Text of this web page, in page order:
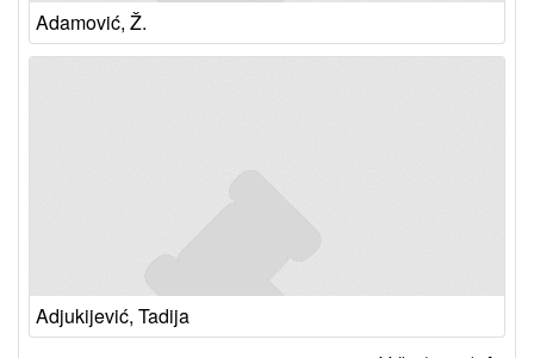
Adamović, Ž.
Adjukijević, Tadija